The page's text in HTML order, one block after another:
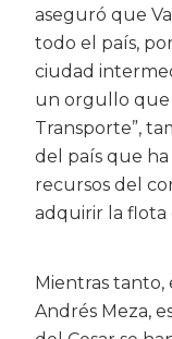
aseguró que
todo el país,
ciudad
un orgullo que
Transporte”,
del país que
recursos del
adquirir la flota
Mientras tanto,
Andrés Meza,